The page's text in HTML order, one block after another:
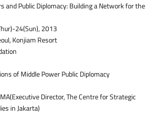
and Public Diplomacy: Building a Network for the
24(Sun), 2013
Konjiam Resort
of Middle Power Public Diplomacy
Director, The Centre for Strategic
in Jakarta)